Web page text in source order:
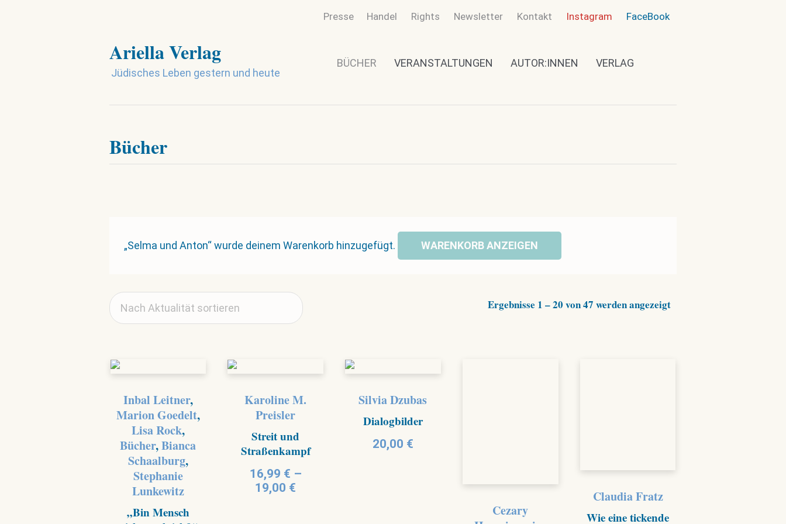
Presse Handel Rights Newsletter Kontakt Instagram FaceBook
Ariella Verlag
Jüdisches Leben gestern und heute
BÜCHER VERANSTALTUNGEN AUTOR:INNEN VERLAG
Bücher
„Selma und Anton“ wurde deinem Warenkorb hinzugefügt. WARENKORB ANZEIGEN
Ergebnisse 1 – 20 von 47 werden angezeigtNach
Inbal Leitner,
Marion Goedelt,
Lisa Rock,
Bücher,Bianca
Schaalburg,
Stephanie
Lunkewitz
„Bin Mensch
Karoline M.
Preisler
Streit und
Straßenkampf
16,99 € –
19,00 €
Silvia Dzubas
Dialogbilder
20,00 €
Cezary
Claudia Fratz
Wie eine tickende